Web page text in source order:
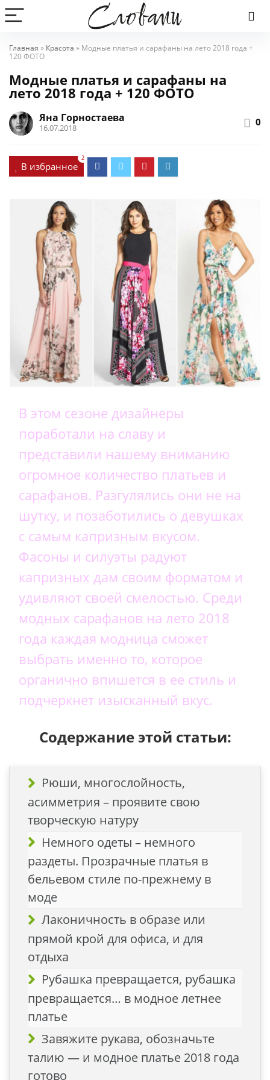
Главная » Красота » Модные платья и сарафаны на лето 2018 года +
120 ФОТО
Модные платья и сарафаны на
лето 2018 года + 120 ФОТО
Яна Горностаева
16.07.2018 0
В избранное
2
В этом сезоне дизайнеры
поработали на славу и
представили нашему вниманию
огромное количество платьев и
сарафанов. Разгулялись они не на
шутку, и позаботились о девушках
с самым капризным вкусом.
Фасоны и силуэты радуют
капризных дам своим форматом и
удивляют своей смелостью. Среди
модных сарафанов на лето 2018
года каждая модница сможет
выбрать именно то, которое
органично впишется в ее стиль и
подчеркнет изысканный вкус.
Содержание этой статьи:
Рюши, многослойность,
асимметрия – проявите свою
творческую натуру
Немного одеты – немного
раздеты. Прозрачные платья в
бельевом стиле по-прежнему в
моде
Лаконичность в образе или
прямой крой для офиса, и для
отдыха
Рубашка превращается, рубашка
превращается… в модное летнее
платье
Завяжите рукава, обозначьте
талию — и модное платье 2018 года
готово